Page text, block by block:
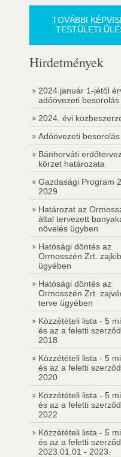
TOVÁBBI
TESTÜLETI
Hirdetmények
2024.január 1-jétől
adóövezeti besorolás
2024. évi
Adóövezeti besorolás
Bánhorváti
körzet határozata
Gazdasági Program
2029
Határozat az
által tervezett
növelés ügyben
Hatósági döntés az
Ormosszén Zrt.
ügyében
Hatósági döntés az
Ormosszén Zrt.
terve ügyében
Közzétételi lista - 5
és az a feletti
2018
Közzétételi lista - 5
és az a feletti
2020
Közzétételi lista - 5
és az a feletti
2022
Közzétételi lista - 5
és az a feletti
2023.01.01 - 2023.